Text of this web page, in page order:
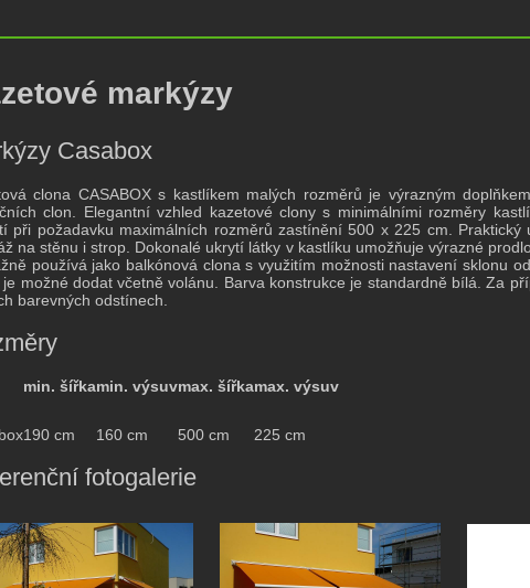
markýzy
Casabox
clona CASABOX s kastlíkem malých rozměrů je výrazným
clon. Elegantní vzhled kazetové clony s minimálními rozměry
při požadavku maximálních rozměrů zastínění 500 x 225 cm.
na stěnu i strop. Dokonalé ukrytí látky v kastlíku umožňuje výrazné
používá jako balkónová clona s využitím možnosti nastavení sklonu
je možné dodat včetně volánu. Barva konstrukce je standardně bílá. Za
barevných odstínech.
min. šířkamin. výsuvmax. šířkamax. výsuv
190 cm 160 cm 500 cm 225 cm
fotogalerie